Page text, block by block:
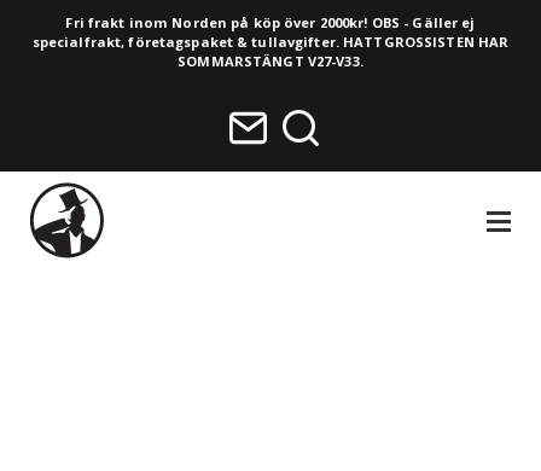
Fri frakt inom Norden på köp över 2000kr! OBS - Gäller ej
specialfrakt, företagspaket & tullavgifter. HATTGROSSISTEN HAR
SOMMARSTÄNGT V27-V33.